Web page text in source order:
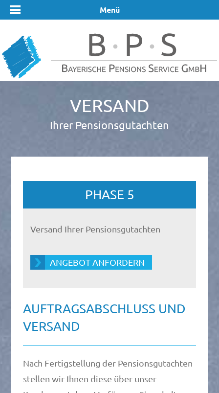
Menü
Versand
Ihrer Pensionsgutachten
PHASE 5
Versand Ihrer Pensionsgutachten
ANGEBOT ANFORDERN
AUFTRAGSABSCHLUSS UND
VERSAND
Nach Fertigstellung der Pensionsgutachten
stellen wir Ihnen diese über unser